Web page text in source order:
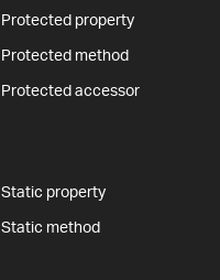
Protected property
Protected method
Protected accessor
Static property
Static method